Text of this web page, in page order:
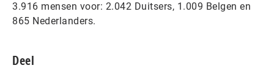
3.916 mensen voor: 2.042 Duitsers, 1.009 Belgen en
865 Nederlanders.
Deel